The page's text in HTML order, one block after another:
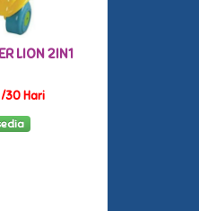
LION 2IN1
30 Hari